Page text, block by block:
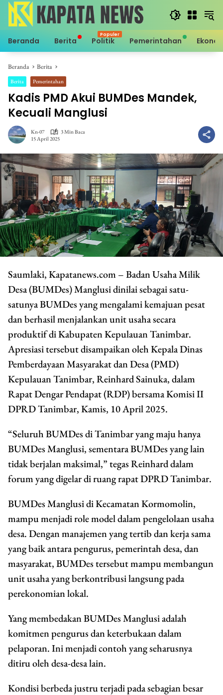
Langsung
konten
Beranda Berita Politik Pemerintahan
Beranda Berita
Berita Pemerintahan
Kadis PMD Akui BUMDes Mandek,
Kecuali Manglusi
Kn-07
3 Min Baca
15 April 2025
Saumlaki, Kapatanews.com – Badan Usaha Milik
Desa (BUMDes) Manglusi dinilai sebagai satu-
satunya BUMDes yang mengalami kemajuan pesat
dan berhasil menjalankan unit usaha secara
produktif di Kabupaten Kepulauan Tanimbar.
Apresiasi tersebut disampaikan oleh Kepala Dinas
Pemberdayaan Masyarakat dan Desa (PMD)
Kepulauan Tanimbar, Reinhard Sainuka, dalam
Rapat Dengar Pendapat (RDP) bersama Komisi II
DPRD Tanimbar, Kamis, 10 April 2025.
“Seluruh BUMDes di Tanimbar yang maju hanya
BUMDes Manglusi, sementara BUMDes yang lain
tidak berjalan maksimal,” tegas Reinhard dalam
forum yang digelar di ruang rapat DPRD Tanimbar.
BUMDes Manglusi di Kecamatan Kormomolin,
mampu menjadi role model dalam pengelolaan usaha
desa. Dengan manajemen yang tertib dan kerja sama
yang baik antara pengurus, pemerintah desa, dan
masyarakat, BUMDes tersebut mampu membangun
unit usaha yang berkontribusi langsung pada
perekonomian lokal.
Yang membedakan BUMDes Manglusi adalah
komitmen pengurus dan keterbukaan dalam
pelaporan. Ini menjadi contoh yang seharusnya
ditiru oleh desa-desa lain.
Kondisi berbeda justru terjadi pada sebagian besar